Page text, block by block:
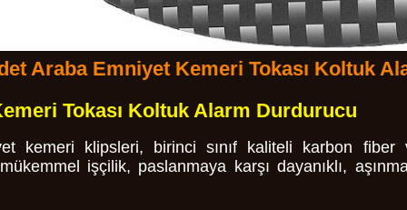
Araba Emniyet Kemeri Tokası Koltuk
Tokası Koltuk Alarm Durdurucu
kemeri klipsleri, birinci sınıf kaliteli karbon fiber
işçilik, paslanmaya karşı dayanıklı,